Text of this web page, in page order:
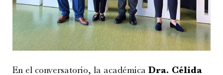
En el conversatorio, la académica Dra. Célida